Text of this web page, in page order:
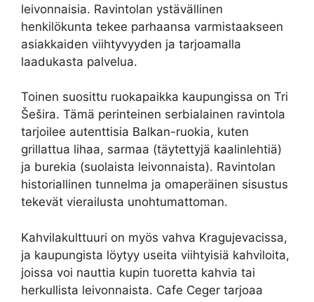
leivonnaisia. Ravintolan ystävällinen
henkilökunta tekee parhaansa varmistaakseen
asiakkaiden viihtyvyyden ja tarjoamalla
laadukasta palvelua.
Toinen suosittu ruokapaikka kaupungissa on Tri
Šešira. Tämä perinteinen serbialainen ravintola
tarjoilee autenttisia Balkan-ruokia, kuten
grillattua lihaa, sarmaa (täytettyjä kaalinlehtiä)
ja burekia (suolaista leivonnaista). Ravintolan
historiallinen tunnelma ja omaperäinen sisustus
tekevät vierailusta unohtumattoman.
Kahvilakulttuuri on myös vahva Kragujevacissa,
ja kaupungista löytyy useita viihtyisiä kahviloita,
joissa voi nauttia kupin tuoretta kahvia tai
herkullista leivonnaista. Cafe Ceger tarjoaa